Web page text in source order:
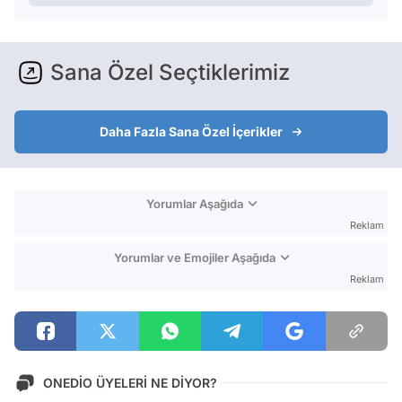
Sana Özel Seçtiklerimiz
Daha Fazla Sana Özel İçerikler
Yorumlar Aşağıda
Reklam
Yorumlar ve Emojiler Aşağıda
Reklam
ONEDİO ÜYELERİ NE DİYOR?